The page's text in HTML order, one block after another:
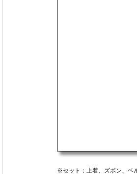
※セット：上着、ズボン、ベ